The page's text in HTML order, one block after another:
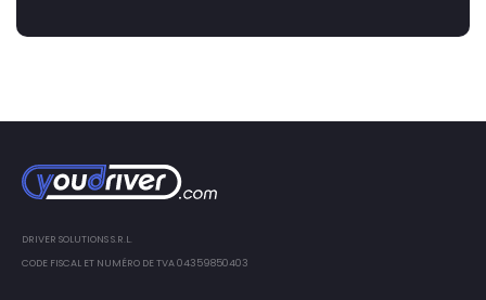
DRIVER SOLUTIONS S.R.L.
CODE FISCAL ET NUMÉRO DE TVA 04359850403